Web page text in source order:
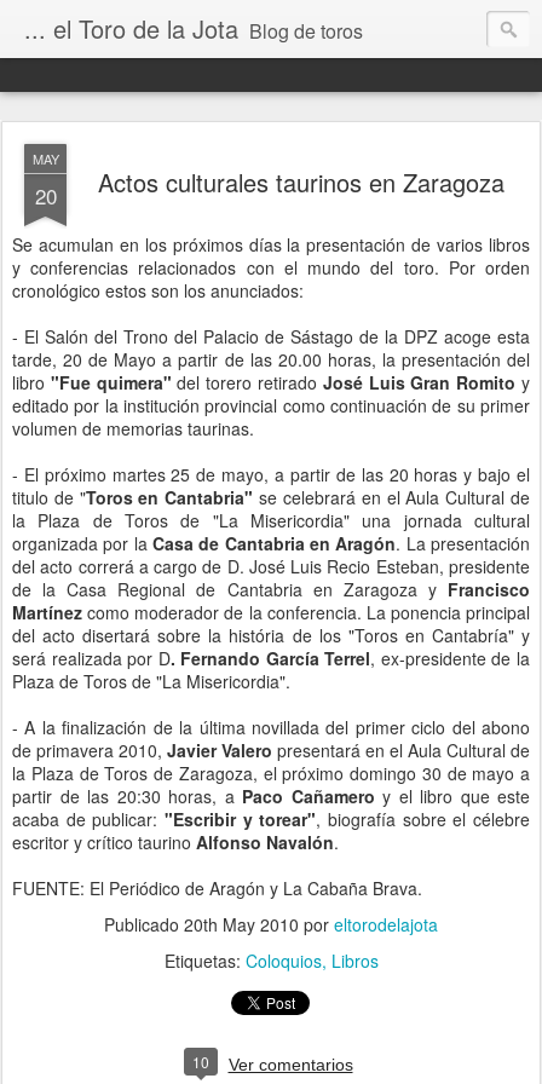
... el Toro de la Jota Blog de toros
MAY
20 Actos culturales taurinos en Zaragoza
Se acumulan en los próximos días la presentación de varios libros
y conferencias relacionados con el mundo del toro. Por orden
cronológico estos son los anunciados:
- El Salón del Trono del Palacio de Sástago de la DPZ acoge esta
tarde, 20 de Mayo a partir de las 20.00 horas, la presentación del
libro "Fue quimera" del torero retirado José Luis Gran Romito y
editado por la institución provincial como continuación de su primer
volumen de memorias taurinas.
- El próximo martes 25 de mayo, a partir de las 20 horas y bajo el
titulo de "Toros en Cantabria"se celebrará en el Aula Cultural de
la Plaza de Toros de "La Misericordia" una jornada cultural
organizada por la Casa de Cantabria en Aragón. La presentación
del acto correrá a cargo de D. José Luis Recio Esteban, presidente
de la Casa Regional de Cantabria en Zaragoza y Francisco
Martínez como moderador de la conferencia. La ponencia principal
del acto disertará sobre la história de los "Toros en Cantabría" y
será realizada por D. Fernando García Terrel, ex-presidente de la
Plaza de Toros de "La Misericordia".
- A la finalización de la última novillada del primer ciclo del abono
de primavera 2010, Javier Valero presentará en el Aula Cultural de
la Plaza de Toros de Zaragoza, el próximo domingo 30 de mayo a
partir de las 20:30 horas, a Paco Cañamero y el libro que este
acaba de publicar: "Escribir y torear", biografía sobre el célebre
escritor y crítico taurino Alfonso Navalón.
FUENTE: El Periódico de Aragón y La Cabaña Brava.
Publicado 20th May 2010 por eltorodelajota
Etiquetas: Coloquios Libros
10 Ver comentarios